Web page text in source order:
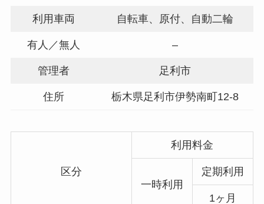
利用車両 自転車、原付、自動二輪
有人／無人 –
管理者 足利市
住所 栃木県足利市伊勢南町12-8
区分
利用料金
一時利用
定期利用
1ヶ月